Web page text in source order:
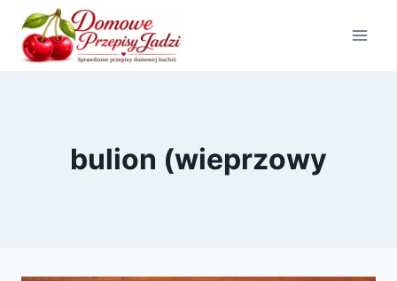
Przejdź
treści
bulion (wieprzowy